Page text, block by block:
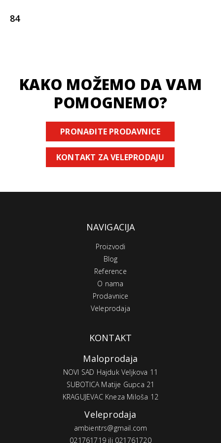
84
KAKO MOŽEMO DA VAM
POMOGNEMO?
PRONAĐITE PRODAVNICE
KONTAKT ZA VELEPRODAJU
NAVIGACIJA
Proizvodi
Blog
Reference
O nama
Prodavnice
Veleprodaja
KONTAKT
Maloprodaja
NOVI SAD Hajduk Veljkova 11
SUBOTICA Matije Gupca 21
KRAGUJEVAC Kneza Miloša 12
Veleprodaja
ambientrs@gmail.com
021761719 ili 021761720